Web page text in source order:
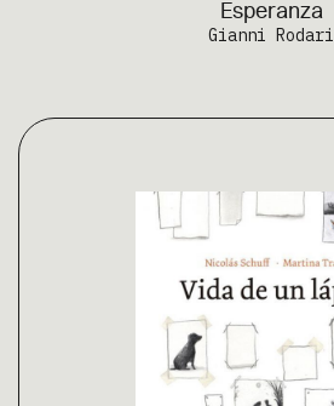
Esperanza
Gianni Rodari